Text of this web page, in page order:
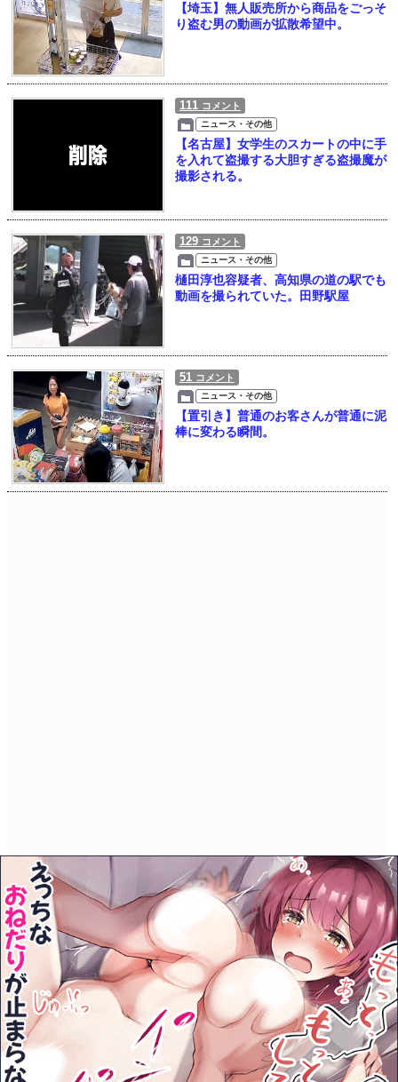
【埼玉】無人販売所から商品をごっそ
り盗む男の動画が拡散希望中。
111 コメント
ニュース・その他
【名古屋】女学生のスカートの中に手
を入れて盗撮する大胆すぎる盗撮魔が
撮影される。
129 コメント
ニュース・その他
樋田淳也容疑者、高知県の道の駅でも
動画を撮られていた。田野駅屋
51 コメント
ニュース・その他
【置引き】普通のお客さんが普通に泥
棒に変わる瞬間。